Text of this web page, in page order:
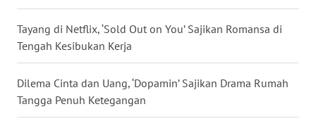
Tayang di Netflix, ‘Sold Out on You’ Sajikan Romansa di
Tengah Kesibukan Kerja
Dilema Cinta dan Uang, ‘Dopamin’ Sajikan Drama Rumah
Tangga Penuh Ketegangan
SUMSEL
WN
WN